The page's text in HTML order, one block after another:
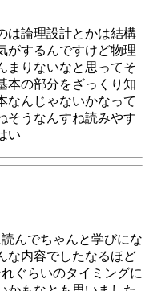
は論理設計とかは結構
がするんですけど物理
まりないなと思ってそ
本の部分をざっくり知
なんじゃないかなって
そうなんすね読みやす
い
んでちゃんと学びにな
な内容でしたなるほど
ぐらいのタイミングに